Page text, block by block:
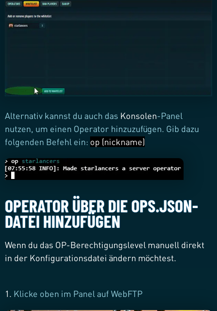
Alternativ kannst du auch das Konsolen-Panel
nutzen, um einen Operator hinzuzufügen. Gib dazu
folgenden Befehl ein: op (nickname)
OPERATOR ÜBER DIE OPS.JSON-
DATEI HINZUFÜGEN
Wenn du das OP-Berechtigungslevel manuell direkt
in der Konfigurationsdatei ändern möchtest.
1. Klicke oben im Panel auf WebFTP